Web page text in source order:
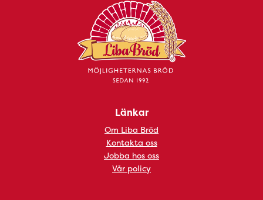
Länkar
Om Liba Bröd
Kontakta oss
Jobba hos oss
Vår policy